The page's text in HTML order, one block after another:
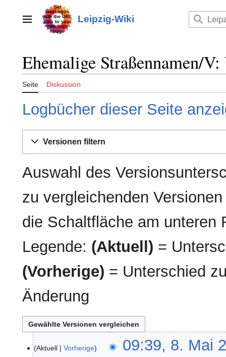
Inhalt
HauptmenüLeipzig-Wiki
Ehemalige Straßennamen/V:
Seite Diskussion
Logbücher dieser Seite
Versionen filtern
Auswahl des
zu vergleichenden
die Schaltfläche am unteren
Legende: (Aktuell) =
(Vorherige) = Unterschied
Änderung
Mai Aktuell Vorherige
09:39, 8. Mai